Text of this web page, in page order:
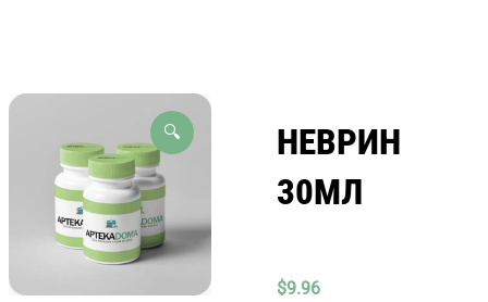
🔍
НЕВРИН
30МЛ
$9.96